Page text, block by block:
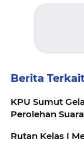
Berita
KPU Sumut
Perolehan
Rutan Kelas I